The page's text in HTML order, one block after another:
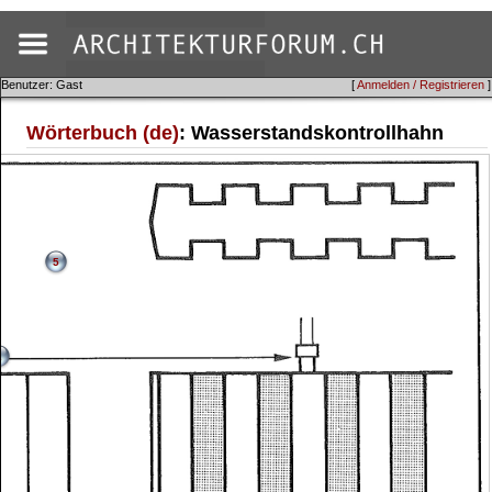
[Anmelden / Registrieren ]
Benutzer: Gast
Wörterbuch (de): Wasserstandskontrollhahn
5